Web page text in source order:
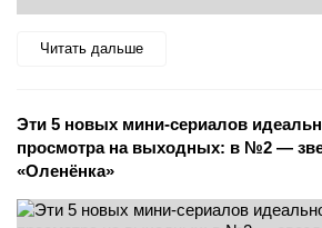
Читать дальше
Эти 5 новых мини-сериалов
просмотра на выходных: в №2 —
«Оленёнка»